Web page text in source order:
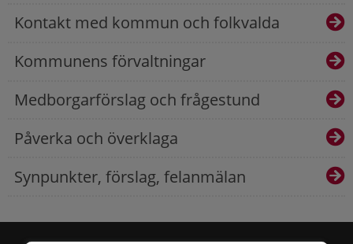
Kontakt med kommun och folkvalda
Kommunens förvaltningar
Medborgarförslag och frågestund
Påverka och överklaga
Synpunkter, förslag, felanmälan